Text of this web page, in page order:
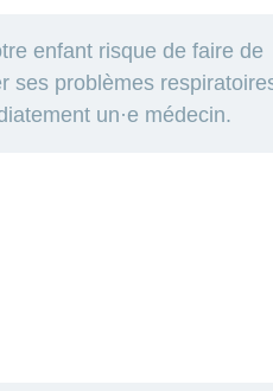
enfant risque de faire de
ses problèmes
un·e médecin.